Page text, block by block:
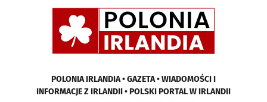
POLONIA IRLANDIA • GAZETA • WIADOMOŚCI I
INFORMACJE Z IRLANDII • POLSKI PORTAL W IRLANDII